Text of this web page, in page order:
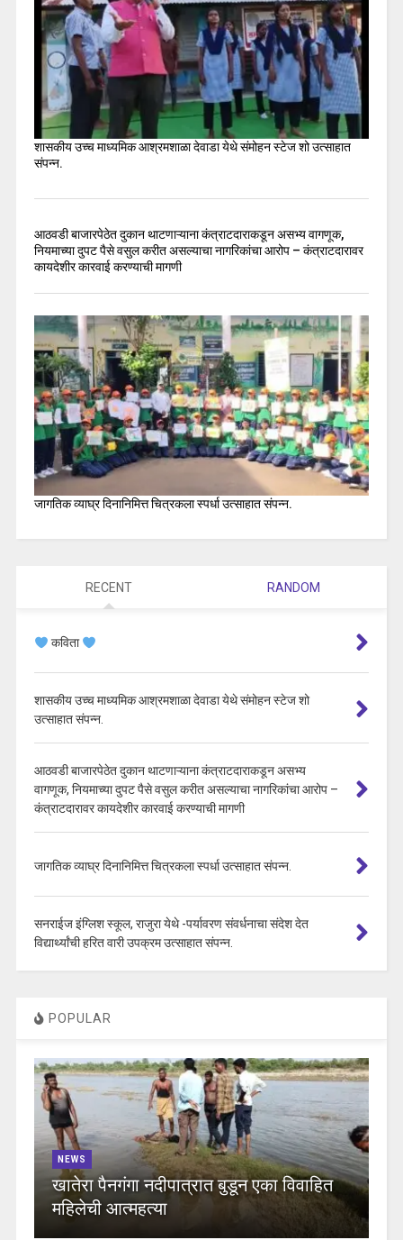
शासकीय उच्च माध्यमिक आश्रमशाळा देवाडा येथे संमोहन स्टेज शो उत्साहात
संपन्न.
आठवडी बाजारपेठेत दुकान थाटणाऱ्याना कंत्राटदाराकडून असभ्य वागणूक,
नियमाच्या दुपट पैसे वसुल करीत असल्याचा नागरिकांचा आरोप – कंत्राटदारावर
कायदेशीर कारवाई करण्याची मागणी
जागतिक व्याघ्र दिनानिमित्त चित्रकला स्पर्धा उत्साहात संपन्न.
RECENT RANDOM
कविता
शासकीय उच्च माध्यमिक आश्रमशाळा देवाडा येथे संमोहन स्टेज शो
उत्साहात संपन्न.
आठवडी बाजारपेठेत दुकान थाटणाऱ्याना कंत्राटदाराकडून असभ्य
वागणूक, नियमाच्या दुपट पैसे वसुल करीत असल्याचा नागरिकांचा आरोप –
कंत्राटदारावर कायदेशीर कारवाई करण्याची मागणी
जागतिक व्याघ्र दिनानिमित्त चित्रकला स्पर्धा उत्साहात संपन्न.
सनराईज इंग्लिश स्कूल, राजुरा येथे -पर्यावरण संवर्धनाचा संदेश देत
विद्यार्थ्यांची हरित वारी उपक्रम उत्साहात संपन्न.
POPULAR
NEWS
खातेरा पैनगंगा नदीपात्रात बुडून एका विवाहित
महिलेची आत्महत्या